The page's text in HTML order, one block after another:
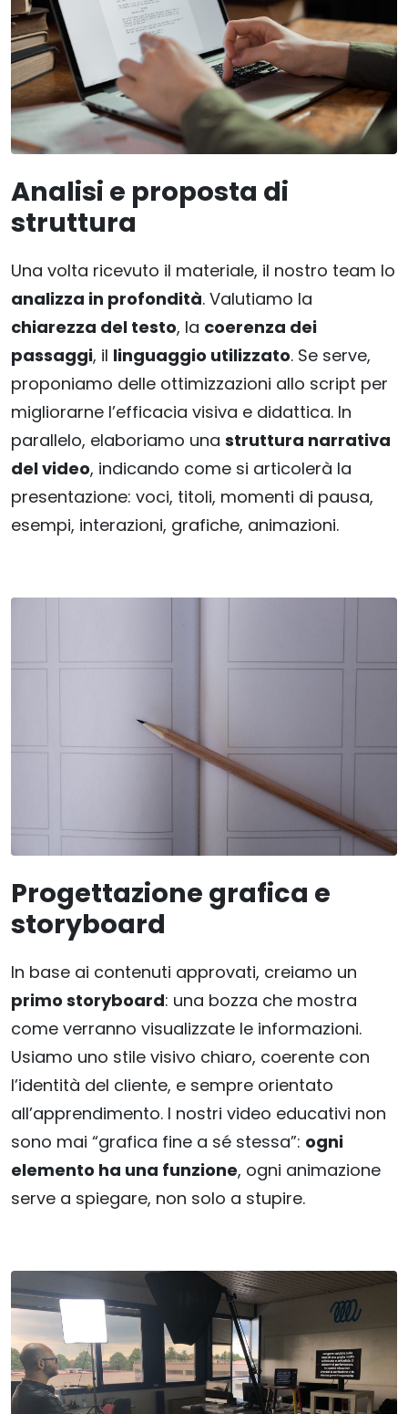
Analisi e proposta di
struttura
Una volta ricevuto il materiale, il nostro team lo
analizza in profondità. Valutiamo la
chiarezza del testo, la coerenza dei
passaggi, il linguaggio utilizzato. Se serve,
proponiamo delle ottimizzazioni allo script per
migliorarne l’efficacia visiva e didattica. In
parallelo, elaboriamo una struttura narrativa
del video, indicando come si articolerà la
presentazione: voci, titoli, momenti di pausa,
esempi, interazioni, grafiche, animazioni.
Progettazione grafica e
storyboard
In base ai contenuti approvati, creiamo un
primo storyboard: una bozza che mostra
come verranno visualizzate le informazioni.
Usiamo uno stile visivo chiaro, coerente con
l’identità del cliente, e sempre orientato
all’apprendimento. I nostri video educativi non
sono mai “grafica fine a sé stessa”: ogni
elemento ha una funzione, ogni animazione
serve a spiegare, non solo a stupire.